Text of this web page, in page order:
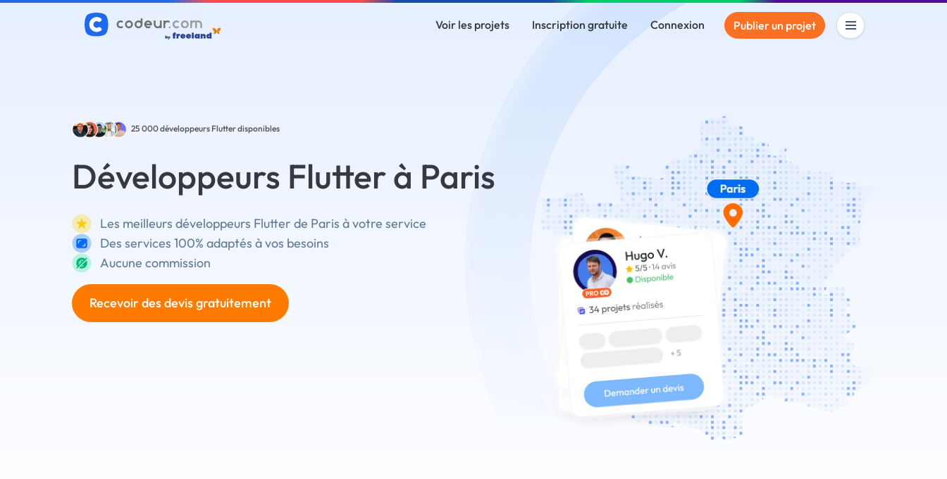
Voir les projets Inscription gratuite Connexion Publier un projet
25 000développeurs Flutter disponibles
Développeurs Flutter à Paris
Les meilleurs développeurs Flutter de Paris à votre service
Des services 100% adaptés à vos besoins
Aucune commission
Recevoir des devis gratuitement